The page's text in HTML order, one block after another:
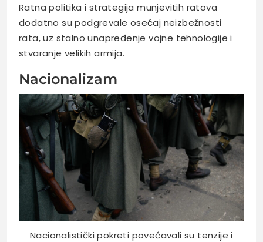
Ratna politika i strategija munjevitih ratova
dodatno su podgrevale osećaj neizbežnosti
rata, uz stalno unapređenje vojne tehnologije i
stvaranje velikih armija.
Nacionalizam
Nacionalistički pokreti povećavali su tenzije i